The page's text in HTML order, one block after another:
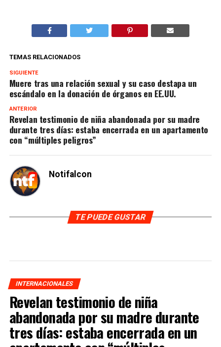
TEMAS RELACIONADOS
SIGUIENTE
Muere tras una relación sexual y su caso destapa un
escándalo en la donación de órganos en EE.UU.
ANTERIOR
Revelan testimonio de niña abandonada por su madre
durante tres días: estaba encerrada en un apartamento
con “múltiples peligros”
Notifalcon
TE PUEDE GUSTAR
INTERNACIONALES
Revelan testimonio de niña
abandonada por su madre durante
tres días: estaba encerrada en un